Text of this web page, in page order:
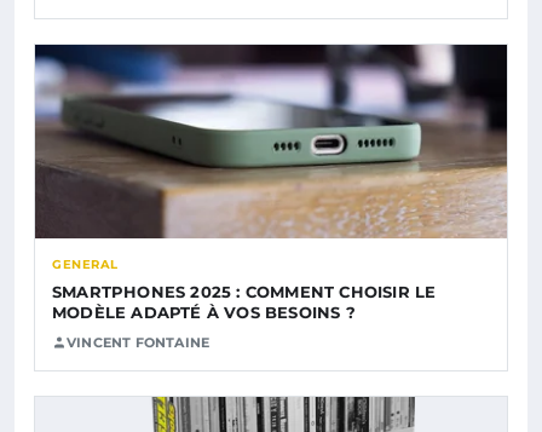
GENERAL
SMARTPHONES 2025 : COMMENT CHOISIR LE
MODÈLE ADAPTÉ À VOS BESOINS ?
VINCENT FONTAINE